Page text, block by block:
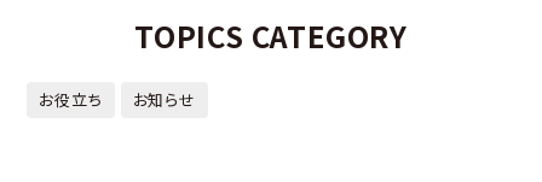
TOPICS CATEGORY
お役立ち お知らせ